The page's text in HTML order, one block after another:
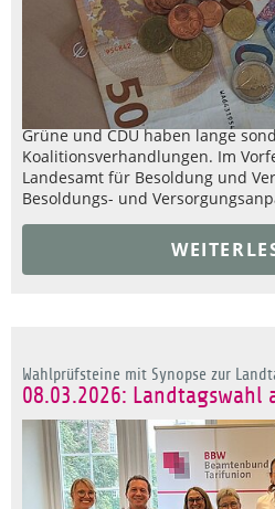
Grüne und CDU haben lange
Koalitionsverhandlungen. Im
Landesamt für Besoldung und
Besoldungs- und
Wahlprüfsteine mit Synopse zur
08.03.2026: Landtagswahl